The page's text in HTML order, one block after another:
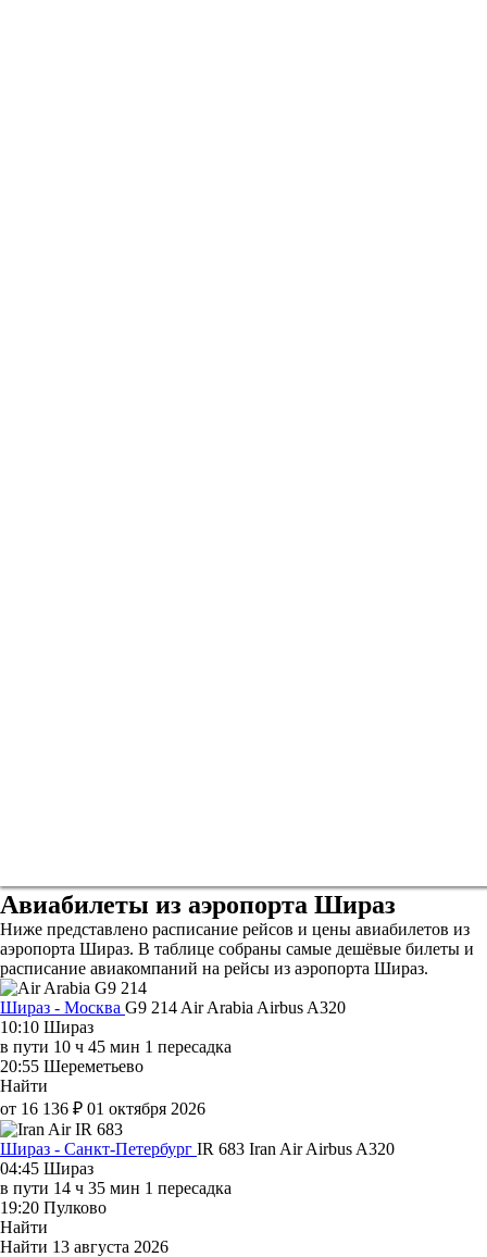
Авиабилеты из аэропорта Шираз
Ниже представлено расписание рейсов и цены авиабилетов из
аэропорта Шираз. В таблице собраны самые дешёвые билеты и
расписание авиакомпаний на рейсы из аэропорта Шираз.
Шираз - Москва G9 214 Air Arabia Airbus A320
10:10 Шираз
в пути 10 ч 45 мин 1 пересадка
20:55 Шереметьево
Найти
от 16 136 ₽ 01 октября 2026
Шираз - Санкт-Петербург IR 683 Iran AirAirbus A320
04:45 Шираз
в пути 14 ч 35 мин 1 пересадка
19:20 Пулково
Найти
Найти 13 августа 2026